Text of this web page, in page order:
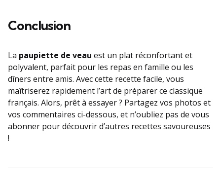
Conclusion
La paupiette de veau est un plat réconfortant et
polyvalent, parfait pour les repas en famille ou les
dîners entre amis. Avec cette recette facile, vous
maîtriserez rapidement l’art de préparer ce classique
français. Alors, prêt à essayer ? Partagez vos photos et
vos commentaires ci-dessous, et n’oubliez pas de vous
abonner pour découvrir d’autres recettes savoureuses
!